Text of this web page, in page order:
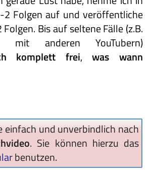
2 Folgen auf und veröffentliche
Bis auf seltene Fälle (z.B.
mit anderen YouTubern)
komplett frei,was
wann
einfach und unverbindlich nach
. Sie können hierzu das
benutzen.